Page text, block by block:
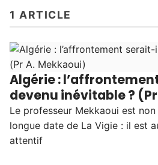
1 ARTICLE
Algérie :
devenu inévitable ?
Le professeur Mekkaoui est
longue date de La Vigie : il est
attentif